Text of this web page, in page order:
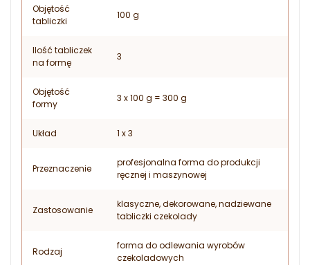
Objętość
tabliczki
100 g
Ilość tabliczek
na formę
3
Objętość
formy
3 x 100 g = 300 g
Układ 1 x 3
Przeznaczenie
profesjonalna forma do produkcji
ręcznej i maszynowej
Zastosowanie
klasyczne, dekorowane, nadziewane
tabliczki czekolady
Rodzaj
forma do odlewania wyrobów
czekoladowych